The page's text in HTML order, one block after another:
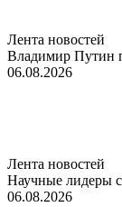
Лента новостей
Владимир Путин
06.08.2026
Лента новостей
Научные лидеры
06.08.2026